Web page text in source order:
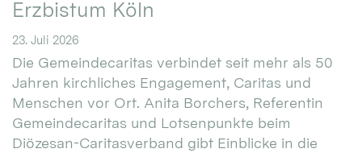
Erzbistum Köln
23. Juli 2026
Die Gemeindecaritas verbindet seit mehr als 50
Jahren kirchliches Engagement, Caritas und
Menschen vor Ort. Anita Borchers, Referentin
Gemeindecaritas und Lotsenpunkte beim
Diözesan-Caritasverband gibt Einblicke in die